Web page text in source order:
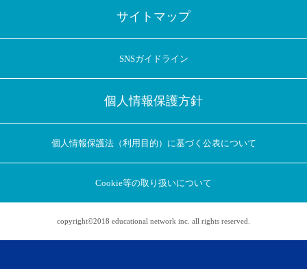
アプリに切り替えてみませんか
サイトマップ
SNSガイドライン
個人情報保護方針
個人情報保護法（利用目的）に基づく公表について
Cookie等の取り扱いについて
copyright©2018 educational network inc. all rights reserved.